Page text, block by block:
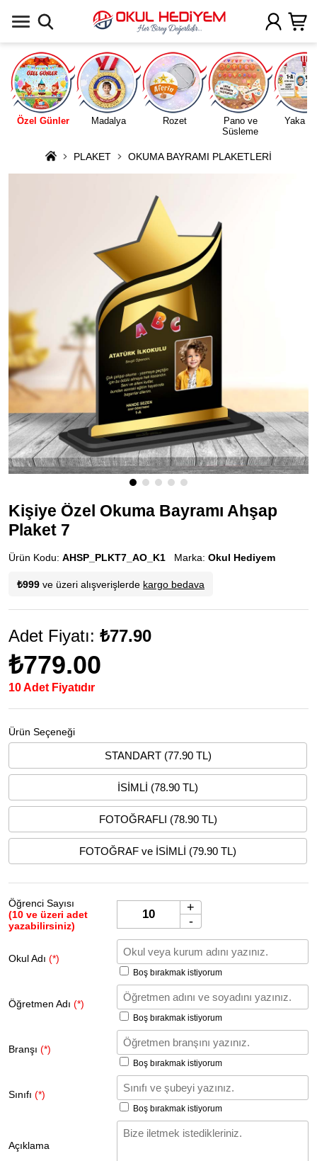
Özel Günler Madalya Rozet
Pano ve
Süsleme
Yaka
PLAKET OKUMA BAYRAMI PLAKETLERİ
Kişiye Özel Okuma Bayramı Ahşap
Plaket 7
Ürün Kodu: AHSP_PLKT7_AO_K1 Marka: Okul Hediyem
₺999 ve üzeri alışverişlerde kargo bedava
Adet Fiyatı: ₺77.90
₺779.00
10 Adet Fiyatıdır
Ürün Seçeneği
STANDART (77.90 TL)
İSİMLİ (78.90 TL)
FOTOĞRAFLI (78.90 TL)
FOTOĞRAF ve İSİMLİ (79.90 TL)
Öğrenci Sayısı
(10 ve üzeri adet
yazabilirsiniz)
+
-
Okul Adı (*)
Boş bırakmak istiyorum
Öğretmen Adı (*)
Boş bırakmak istiyorum
Branşı (*)
Boş bırakmak istiyorum
Sınıfı (*)
Boş bırakmak istiyorum
Açıklama
Uygulamada Aç